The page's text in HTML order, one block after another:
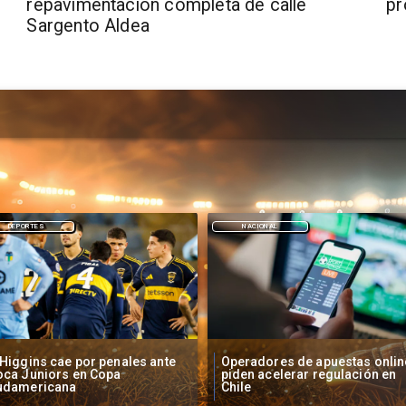
repavimentación completa de calle
Sargento Aldea
de apuestas online
acelerar regulación en
NACIONAL
Fallece Lucy López Cruz,
primera medallista chilena en
Juegos Panamericanos
DEPORTES